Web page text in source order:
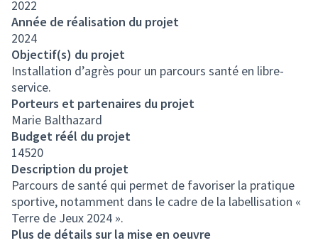
2022
Année de réalisation du projet
2024
Objectif(s) du projet
Installation d’agrès pour un parcours santé en libre-
service.
Porteurs et partenaires du projet
Marie Balthazard
Budget réél du projet
14520
Description du projet
Parcours de santé qui permet de favoriser la pratique
sportive, notamment dans le cadre de la labellisation «
Terre de Jeux 2024 ».
Plus de détails sur la mise en oeuvre